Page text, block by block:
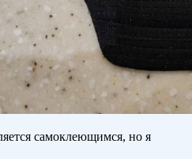
самоклеющимся, но я